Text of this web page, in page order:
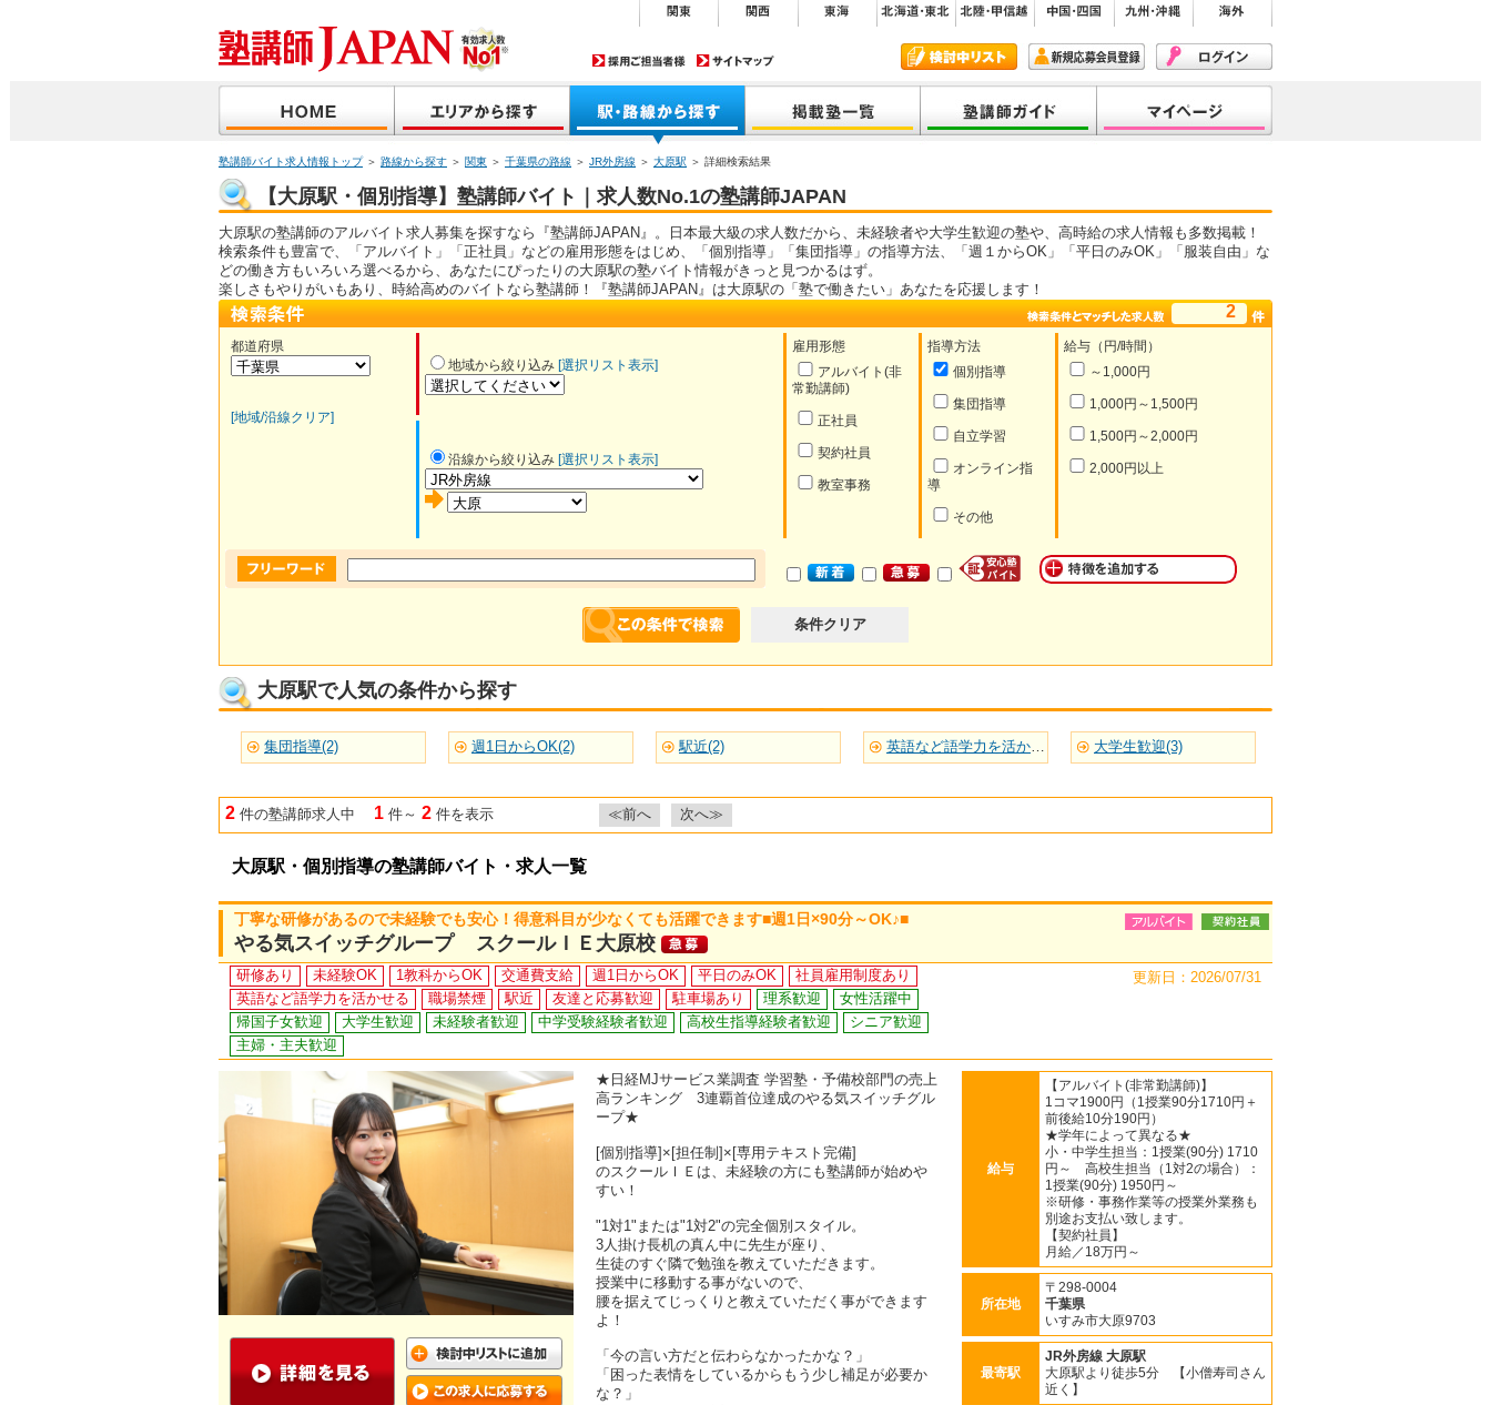
塾講師バイト求人情報トップ＞ 路線から探す ＞ 関東 ＞ 千葉県の路線 ＞ JR外房線 ＞ 大原駅 ＞ 詳細検索結果
【大原駅・個別指導】塾講師バイト｜求人数No.1の塾講師JAPAN
大原駅の塾講師のアルバイト求人募集を探すなら『塾講師JAPAN』。日本最大級の求人数だから、未経験者や大学生歓迎の塾や、高時給の求人情報も多数掲載！
検索条件も豊富で、「アルバイト」「正社員」などの雇用形態をはじめ、「個別指導」「集団指導」の指導方法、「週１からOK」「平日のみOK」「服装自由」な
どの働き方もいろいろ選べるから、あなたにぴったりの大原駅の塾バイト情報がきっと見つかるはず。
楽しさもやりがいもあり、時給高めのバイトなら塾講師！『塾講師JAPAN』は大原駅の「塾で働きたい」あなたを応援します！
2
都道府県
[地域/沿線クリア]
地域から絞り込み [選択リスト表示]
雇用形態
アルバイト(非
常勤講師)
正社員
契約社員
教室事務
指導方法
個別指導
集団指導
自立学習
オンライン指
導
その他
給与（円/時間）
～1,000円
1,000円～1,500円
1,500円～2,000円
2,000円以上
沿線から絞り込み [選択リスト表示]
条件クリア
大原駅で人気の条件から探す
集団指導(2) 週1日からOK(2) 駅近(2) 英語など語学力を活かせる(2) 大学生歓迎(3)
2 件の塾講師求人中 1 件～ 2 件を表示 ≪前へ 次へ≫
大原駅・個別指導の塾講師バイト・求人一覧
丁寧な研修があるので未経験でも安心！得意科目が少なくても活躍できます■週1日×90分～OK♪■
やる気スイッチグループ スクールＩＥ大原校
研修あり 未経験OK 1教科からOK 交通費支給 週1日からOK 平日のみOK
社員雇用制度あり
英語など語学力を活かせる
職場禁煙 駅近 友達と応募歓迎 駐車場あり 理系歓迎
女性活躍中
帰国子女歓迎
大学生歓迎 未経験者歓迎 中学受験経験者歓迎 高校生指導経験者歓迎
シニア歓迎
主婦・主夫歓迎
更新日：2026/07/31
★日経MJサービス業調査 学習塾・予備校部門の売上
高ランキング 3連覇首位達成のやる気スイッチグル
ープ★
[個別指導]×[担任制]×[専用テキスト完備]
のスクールＩＥは、未経験の方にも塾講師が始めや
すい！
"1対1"または"1対2"の完全個別スタイル。
3人掛け長机の真ん中に先生が座り、
生徒のすぐ隣で勉強を教えていただきます。
授業中に移動する事がないので、
腰を据えてじっくりと教えていただく事ができます
よ！
「今の言い方だと伝わらなかったかな？」
「困った表情をしているからもう少し補足が必要か
な？」
給与
【アルバイト(非常勤講師)】
1コマ1900円（1授業90分1710円＋
前後給10分190円）
★学年によって異なる★
小・中学生担当：1授業(90分) 1710
円～ 高校生担当（1対2の場合）：
1授業(90分) 1950円～
※研修・事務作業等の授業外業務も
別途お支払い致します。
【契約社員】
月給／18万円～
所在地
〒298-0004
千葉県
いすみ市大原9703
最寄駅
JR外房線 大原駅
大原駅より徒歩5分 【小僧寿司さん
近く】